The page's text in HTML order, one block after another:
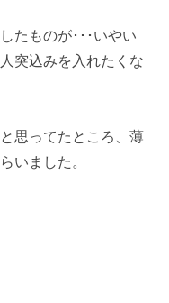
たものが･･･いやい
突込みを入れたくな
思ってたところ、薄
いました。